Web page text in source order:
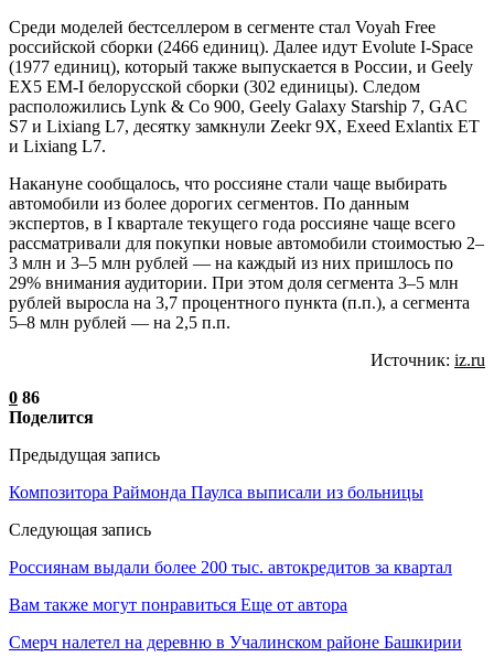
Среди моделей бестселлером в сегменте стал Voyah Free
российской сборки (2466 единиц). Далее идут Evolute I-Space
(1977 единиц), который также выпускается в России, и Geely
EX5 EM-I белорусской сборки (302 единицы). Следом
расположились Lynk & Co 900, Geely Galaxy Starship 7, GAC
S7 и Lixiang L7, десятку замкнули Zeekr 9X, Exeed Exlantix ET
и Lixiang L7.
Накануне сообщалось, что россияне стали чаще выбирать
автомобили из более дорогих сегментов. По данным
экспертов, в I квартале текущего года россияне чаще всего
рассматривали для покупки новые автомобили стоимостью 2–
3 млн и 3–5 млн рублей — на каждый из них пришлось по
29% внимания аудитории. При этом доля сегмента 3–5 млн
рублей выросла на 3,7 процентного пункта (п.п.), а сегмента
5–8 млн рублей — на 2,5 п.п.
Источник: iz.ru
0 86
Поделится
Предыдущая запись
Композитора Раймонда Паулса выписали из больницы
Следующая запись
Россиянам выдали более 200 тыс. автокредитов за квартал
Вам также могут понравиться Еще от автора
Смерч налетел на деревню в Учалинском районе Башкирии